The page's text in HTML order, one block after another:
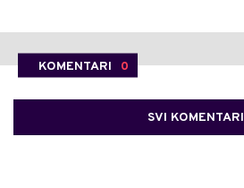
KOMENTARI 0
SVI KOMENTARI